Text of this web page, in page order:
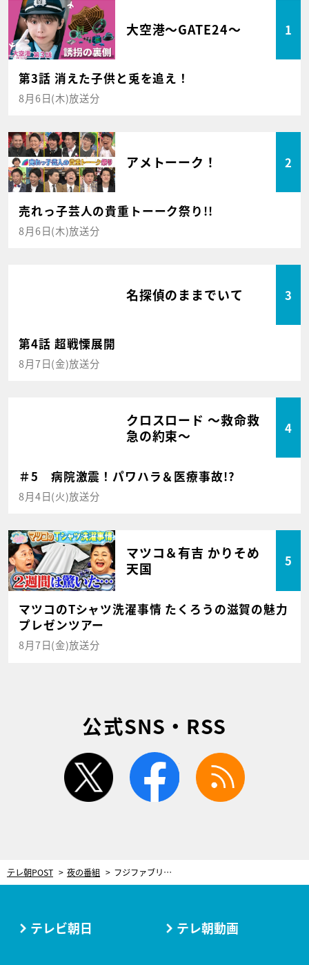
大空港～GATE24～ 1
第3話 消えた子供と兎を追え！
8月6日(木)放送分
アメトーーク！ 2
売れっ子芸人の貴重トーーク祭り!!
8月6日(木)放送分
名探偵のままでいて 3
第4話 超戦慄展開
8月7日(金)放送分
クロスロード ～救命救
急の約束～
4
＃5 病院激震！パワハラ＆医療事故!?
8月4日(火)放送分
マツコ＆有吉 かりそめ
天国
5
マツコのTシャツ洗濯事情 たくろうの滋賀の魅力
プレゼンツアー
8月7日(金)放送分
公式SNS・RSS
twitter facebook
テレ朝POST 夜の番組 フジファブリック、Mステ初出演で『若者のすべて』披露！志村正彦の映像＆歌声と“共演”も
テレビ朝日 テレ朝動画